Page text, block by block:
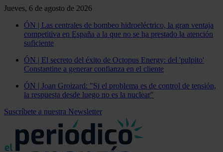
Jueves, 6 de agosto de 2026
ÓN | Las centrales de bombeo hidroeléctrico, la gran ventaja
competitiva en España a la que no se ha prestado la atención
suficiente
ÓN | El secreto del éxito de Octopus Energy: del 'pulpito'
Constantine a generar confianza en el cliente
ÓN | Joan Groizard: "Si el problema es de control de tensión,
la respuesta desde luego no es la nuclear"
Suscríbete a nuestra Newsletter